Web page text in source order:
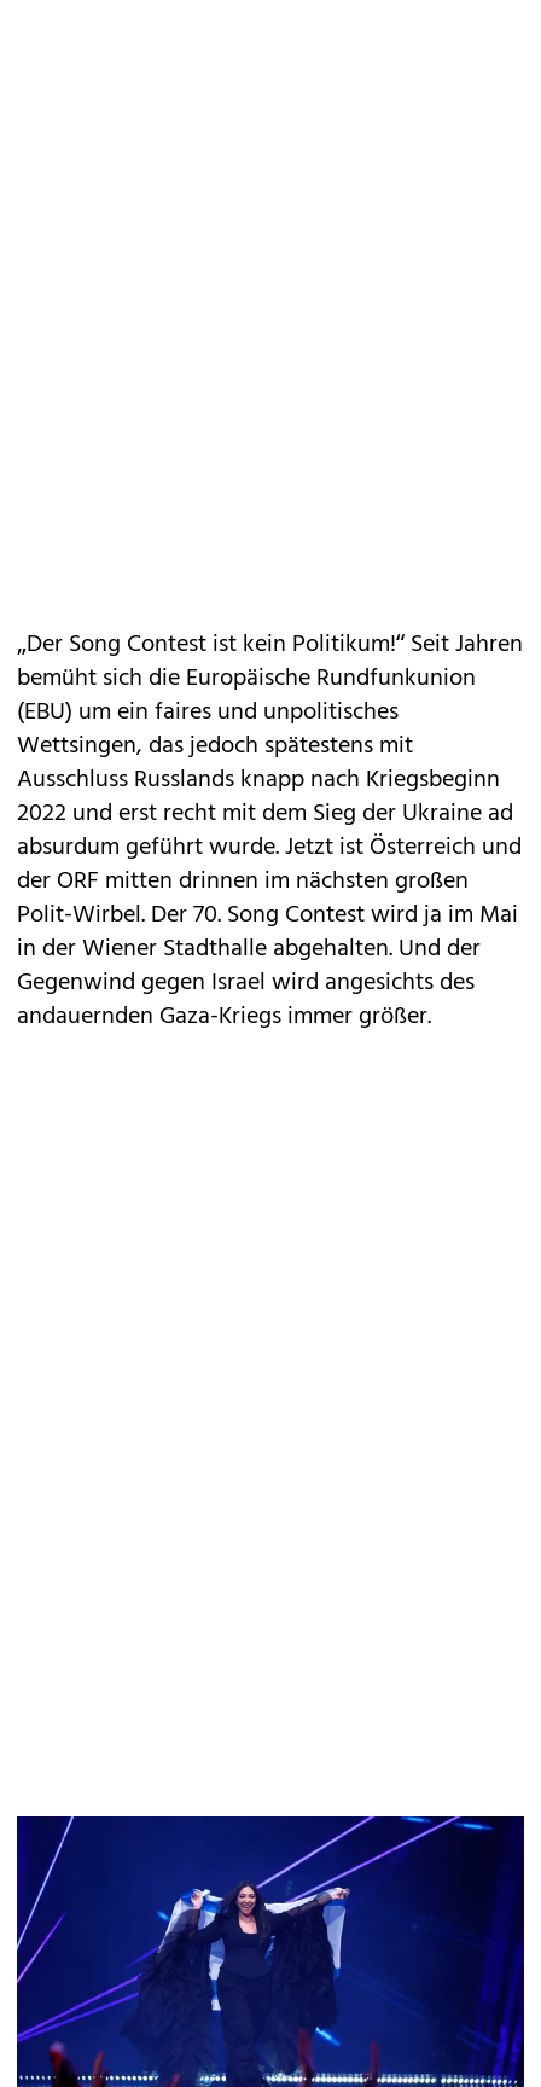
„Der Song Contest ist kein Politikum!“ Seit Jahren
bemüht sich die Europäische Rundfunkunion
(EBU) um ein faires und unpolitisches
Wettsingen, das jedoch spätestens mit
Ausschluss Russlands knapp nach Kriegsbeginn
2022 und erst recht mit dem Sieg der Ukraine ad
absurdum geführt wurde. Jetzt ist Österreich und
der ORF mitten drinnen im nächsten großen
Polit-Wirbel. Der 70. Song Contest wird ja im Mai
in der Wiener Stadthalle abgehalten. Und der
Gegenwind gegen Israel wird angesichts des
andauernden Gaza-Kriegs immer größer.